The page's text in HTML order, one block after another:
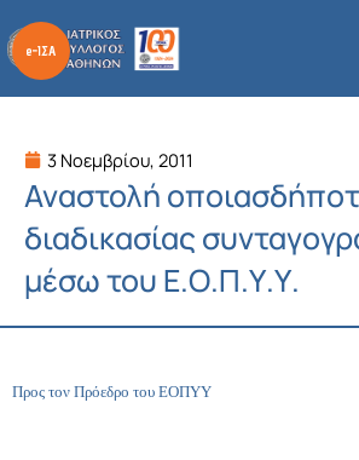
στο
περιεχόμενο
3 Νοεμβρίου, 2011
Αναστολή
διαδικασίας
μέσω του Ε.Ο.Π.Υ.Υ.
Προς τον Πρόεδρο του ΕΟΠΥΥ